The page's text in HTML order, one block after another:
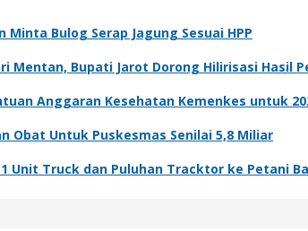
Minta Bulog Serap Jagung Sesuai HPP
Mentan, Bupati Jarot Dorong Hilirisasi Hasil
Anggaran Kesehatan Kemenkes untuk
Obat Untuk Puskesmas Senilai 5,8 Miliar
Unit Truck dan Puluhan Tracktor ke Petani